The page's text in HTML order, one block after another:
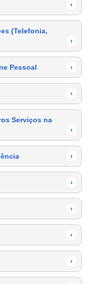
›
(Telefonia,
›
Pessoal ›
›
Serviços na
›
›
›
›
›
›